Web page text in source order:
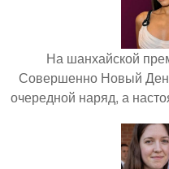
На шанхайской
Совершенно Новый
очередной наряд, а